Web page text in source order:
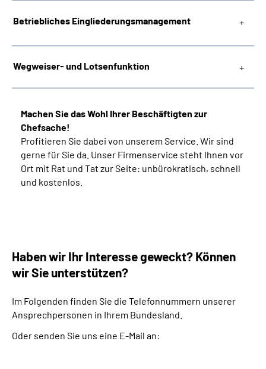
Betriebliches Eingliederungsmanagement
Wegweiser- und Lotsenfunktion
Machen Sie das Wohl Ihrer Beschäftigten zur
Chefsache!
Profitieren Sie dabei von unserem Service. Wir sind
gerne für Sie da. Unser Firmenservice steht Ihnen vor
Ort mit Rat und Tat zur Seite: unbürokratisch, schnell
und kostenlos.
Haben wir Ihr Interesse geweckt? Können
wir Sie unterstützen?
Im Folgenden finden Sie die Telefonnummern unserer
Ansprechpersonen in Ihrem Bundesland.
Oder senden Sie uns eine E-Mail an: